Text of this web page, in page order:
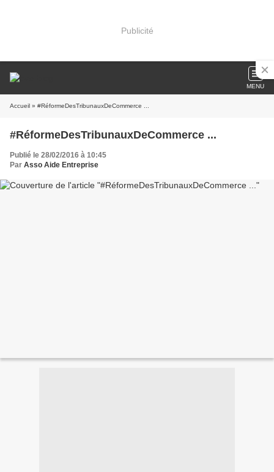
Publicité
MENU
Accueil » #RéformeDesTribunauxDeCommerce ...
#RéformeDesTribunauxDeCommerce ...
Publié le 28/02/2016 à 10:45
Par Asso Aide Entreprise